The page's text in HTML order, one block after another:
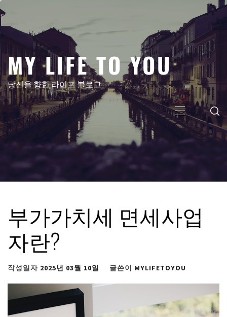
텐
건
뛰
기
MY LIFE TO YOU
당신을 향한 라이프 블로그
주
메
뉴
부가가치세 면세사업
자란?
작성일자 2025년 03월 10일 글쓴이 MYLIFETOYOU